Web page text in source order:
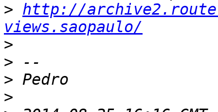
> http://
views.saopaulo/
>
>
>
>